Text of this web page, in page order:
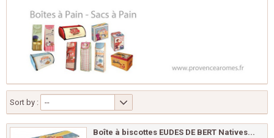
Sort by : --
Boîte à biscottes EUDES DE BERT Natives...